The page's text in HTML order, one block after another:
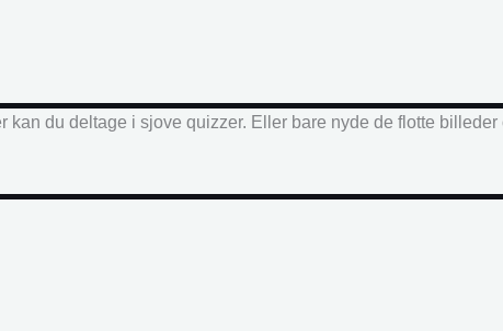
du deltage i sjove quizzer. Eller bare nyde de flotte billeder